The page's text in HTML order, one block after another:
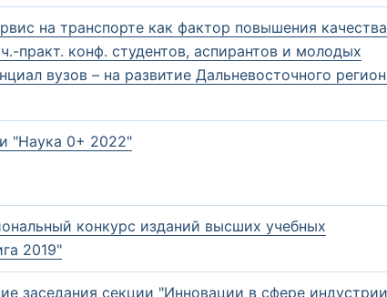
на транспорте как фактор повышения качества
практ. конф. студентов, аспирантов и молодых
вузов – на развитие Дальневосточного
"Наука 0+ 2022"
конкурс изданий высших учебных
2019"
заседания секции "Инновации в сфере индустрии